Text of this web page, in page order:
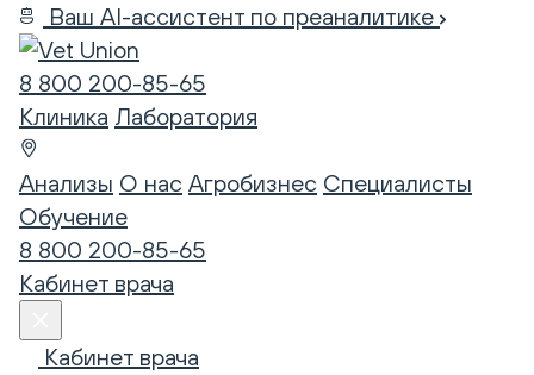
Ваш AI-ассистент по преаналитике
8 800 200-85-65
Клиника Лаборатория
Анализы О нас Агробизнес Специалисты
Обучение
8 800 200-85-65
Кабинет врача
Кабинет врача